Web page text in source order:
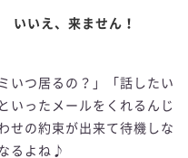
いいえ、来ません！
いつ居るの？」「話したい
いったメールをくれるんじ
せの約束が出来て待機しな
るよね♪